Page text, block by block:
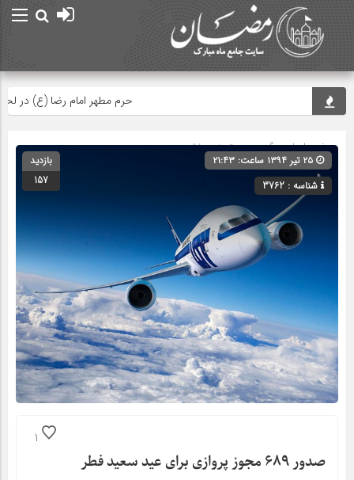
حرم مطهر امام رضا (ع) در لحظه
صفحه اصلی» گروه » دسته‌بندی نشده
شناسه : 3762
بازدید
157
1
صدور ۶۸۹ مجوز پروازی برای عید سعید فطر